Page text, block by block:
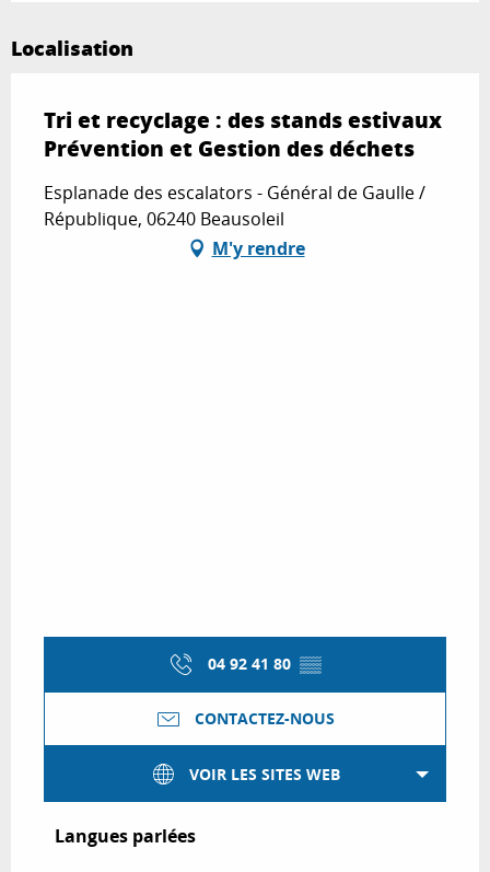
Localisation
Tri et recyclage : des stands estivaux
Prévention et Gestion des déchets
Esplanade des escalators - Général de Gaulle /
République, 06240 Beausoleil
M'y rendre
04 92 41 80 ▒▒
CONTACTEZ-NOUS
VOIR LES SITES WEB
Langues parlées
Langues parlées